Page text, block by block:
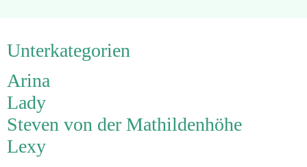
Unterkategorien
Arina
Lady
Steven von der Mathildenhöhe
Lexy